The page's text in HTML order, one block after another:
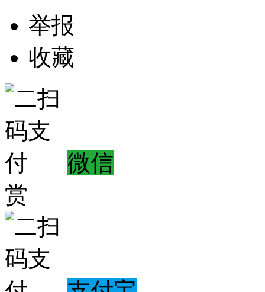
举报
收藏
微信
赏